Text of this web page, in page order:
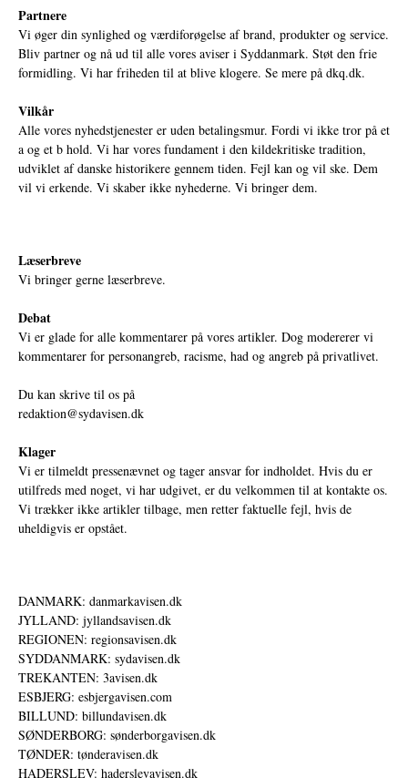
Partnere
Vi øger din synlighed og værdiforøgelse af brand, produkter og service.
Bliv partner og nå ud til alle vores aviser i Syddanmark. Støt den frie
formidling. Vi har friheden til at blive klogere. Se mere på dkq.dk.
Vilkår
Alle vores nyhedstjenester er uden betalingsmur. Fordi vi ikke tror på et
a og et b hold. Vi har vores fundament i den kildekritiske tradition,
udviklet af danske historikere gennem tiden. Fejl kan og vil ske. Dem
vil vi erkende. Vi skaber ikke nyhederne. Vi bringer dem.
Læserbreve
Vi bringer gerne læserbreve.
Debat
Vi er glade for alle kommentarer på vores artikler. Dog modererer vi
kommentarer for personangreb, racisme, had og angreb på privatlivet.
Du kan skrive til os på
redaktion@sydavisen.dk
Klager
Vi er tilmeldt pressenævnet og tager ansvar for indholdet. Hvis du er
utilfreds med noget, vi har udgivet, er du velkommen til at kontakte os.
Vi trækker ikke artikler tilbage, men retter faktuelle fejl, hvis de
uheldigvis er opstået.
DANMARK: danmarkavisen.dk
JYLLAND: jyllandsavisen.dk
REGIONEN: regionsavisen.dk
SYDDANMARK: sydavisen.dk
TREKANTEN: 3avisen.dk
ESBJERG: esbjergavisen.com
BILLUND: billundavisen.dk
SØNDERBORG: sønderborgavisen.dk
TØNDER: tønderavisen.dk
HADERSLEV: haderslevavisen.dk